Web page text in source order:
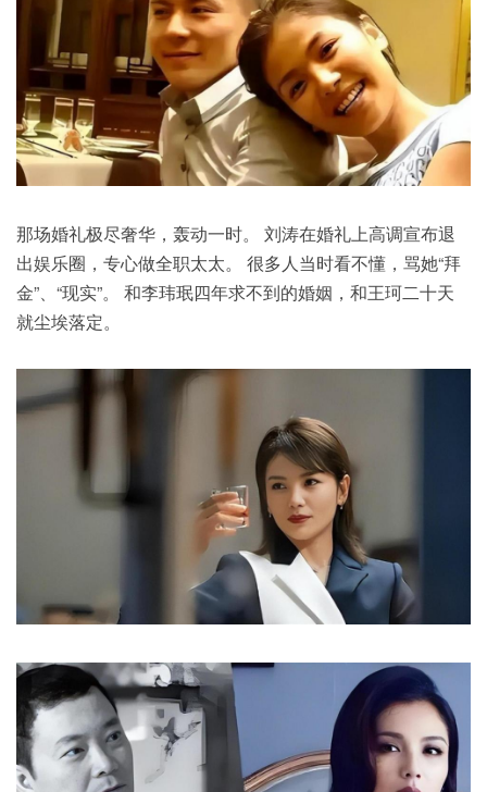
那场婚礼极尽奢华，轰动一时。 刘涛在婚礼上高调宣布退
出娱乐圈，专心做全职太太。 很多人当时看不懂，骂她“拜
金”、“现实”。 和李玮珉四年求不到的婚姻，和王珂二十天
就尘埃落定。